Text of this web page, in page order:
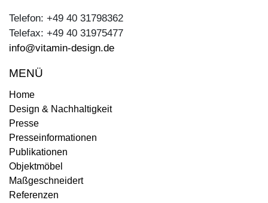
Telefon: +49 40 31798362
Telefax: +49 40 31975477
info@vitamin-design.de
MENÜ
Home
Design & Nachhaltigkeit
Presse
Presseinformationen
Publikationen
Objektmöbel
Maßgeschneidert
Referenzen